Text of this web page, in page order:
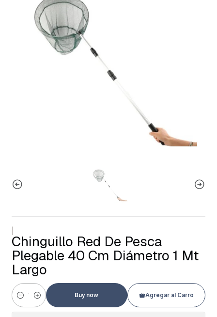
Chinguillo Red De Pesca
Plegable 40 Cm Diámetro 1 Mt
Largo
Cantidad
Agregar al Carro
Buy now